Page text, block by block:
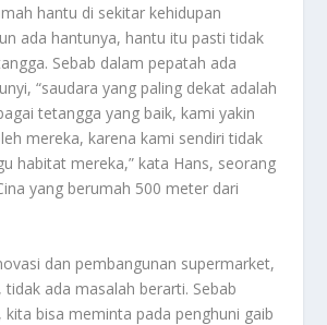
hantu di sekitar kehidupan
ada hantunya, hantu itu pasti tidak
Sebab dalam pepatah ada
“saudara yang paling dekat adalah
tetangga yang baik, kami yakin
mereka, karena kami sendiri tidak
habitat mereka,” kata Hans, seorang
yang berumah 500 meter dari
dan pembangunan supermarket,
tidak ada masalah berarti. Sebab
kita bisa meminta pada penghuni gaib